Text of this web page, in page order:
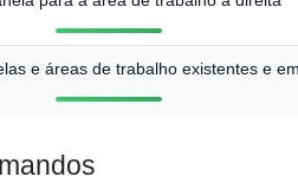
e áreas de trabalho existentes e